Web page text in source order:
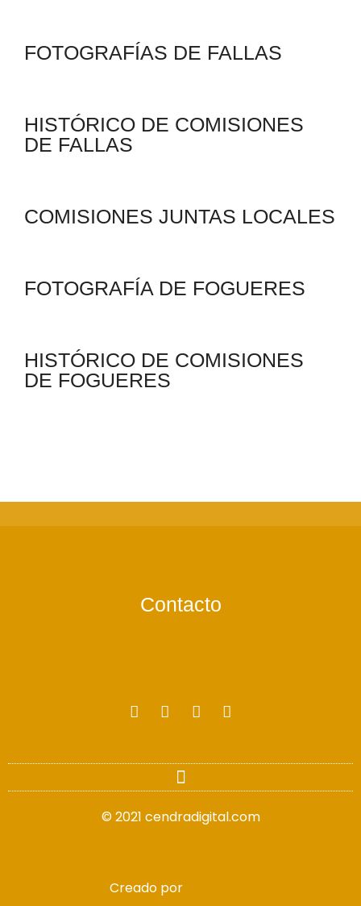
FOTOGRAFÍAS DE FALLAS
HISTÓRICO DE COMISIONES
DE FALLAS
COMISIONES JUNTAS LOCALES
FOTOGRAFÍA DE FOGUERES
HISTÓRICO DE COMISIONES
DE FOGUERES
Contacto
© 2021 cendradigital.com
Creado por